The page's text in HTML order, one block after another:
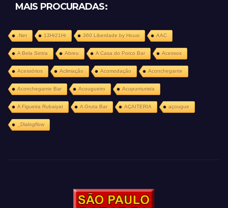
MAIS PROCURADAS:
.Net 13Hr21Hr 360 Liberdade by Housi AAC
A Bela Sintra Abreu A Casa do Porco Bar Acessos
Acessórios Aclimação Acomodação Aconchegante
Aconchegante Bar Acougueiro Acupunturista
A Figueira Rubaiyat A Gruta Bar AÇAITERIA açougue
_Dialogflow